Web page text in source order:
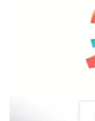
Melalui
awal
maupun
perayaan
diwarnai